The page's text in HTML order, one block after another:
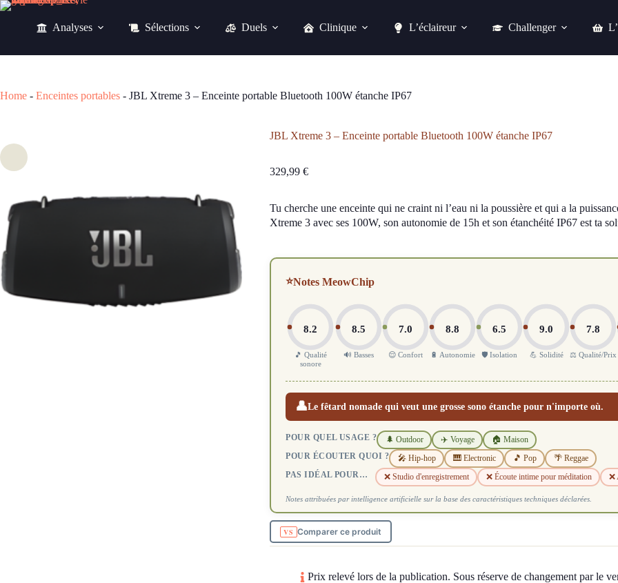
Passer
Analyses Sélections Duels Clinique L’éclaireur Challenger
Home - Enceintes portables - JBL Xtreme 3 – Enceinte portable Bluetooth 100W étanche IP67
JBL Xtreme 3 – Enceinte portable Bluetooth 100W étanche IP67
329,99 €
Tu cherche une enceinte qui ne craint ni l’eau ni la poussière et qui a la
Xtreme 3 avec ses 100W, son autonomie de 15h et son étanchéité IP67 est ta
⭐Notes MeowChip
8.2
🎵 Qualité
sonore
8.5
🔊 Basses
7.0
😌 Confort
8.8
🔋 Autonomie
6.5
🛡️ Isolation
9.0
💪 Solidité
7.8
⚖️ Qualité/Prix
👤Le fêtard nomade qui veut une grosse sono étanche pour n'importe où.
POUR QUEL USAGE ? 🌲 Outdoor ✈️ Voyage 🏠 Maison
POUR ÉCOUTER QUOI ? 🎤 Hip-hop 🎹 Electronic 🎵 Pop 🌴 Reggae
PAS IDÉAL POUR… ❌ Studio d'enregistrement ❌ Écoute intime pour méditation ❌
Notes attribuées par intelligence artificielle sur la base des caractéristiques techniques déclarées.
Comparer ce produit
Prix relevé lors de la publication. Sous réserve de changement par le